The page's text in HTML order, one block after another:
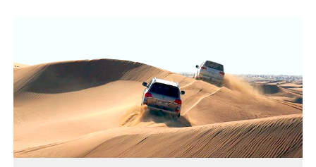
- Categoría hotelera: A elección del cliente.
- Régimen: Alojamiento y desayuno
- Excursiones incluidas:
Visita ciudad de Dubai en regular con guía de habla hispana.
Safari por el desierto con cena barbacoa, en jeeps de 6 pax sin
guía de habla hispana.
Visita medio día Sharjah en regular con guía de habla hispana.
Cena Buffet en Dhow Cruise Creek con traslados.
Visita Abu Dhabi día completo en regularcon guía de habla
hispana, almuerzo no incluido.